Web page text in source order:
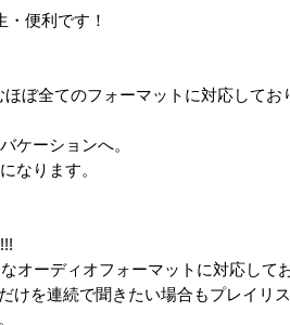
便利です！
ぼ全てのフォーマットに対応して
ケーションへ。
なります。
オーディオフォーマットに対応して
けを連続で聞きたい場合もプレイリ